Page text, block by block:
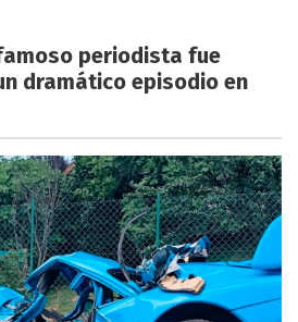
periodista fue
dramático episodio en